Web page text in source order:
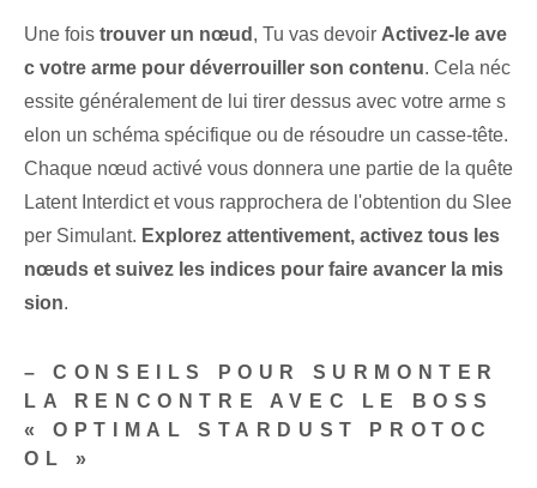
Une fois trouver‌ un nœud , Tu vas devoir Activez-le ave
c votre arme pour déverrouiller son contenu.​ Cela néc
essite généralement de lui tirer dessus avec votre arme s
elon un schéma spécifique ou de résoudre un casse-tête.
Chaque nœud activé vous donnera une partie de la quête
Latent Interdict et vous rapprochera de l'obtention du Slee
per Simulant. Explorez attentivement, activez tous les
nœuds et suivez les indices pour faire avancer la mis
sion.
– CONSEILS POUR SURMONTER
LA RENCONTRE AVEC LE BOSS
« OPTIMAL STARDUST PROTOC
OL »